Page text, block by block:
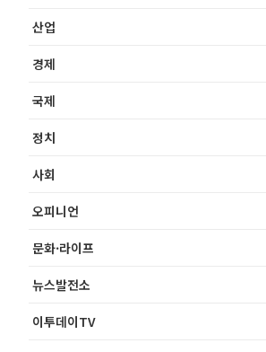
산업
경제
국제
정치
사회
오피니언
문화·라이프
뉴스발전소
이투데이TV